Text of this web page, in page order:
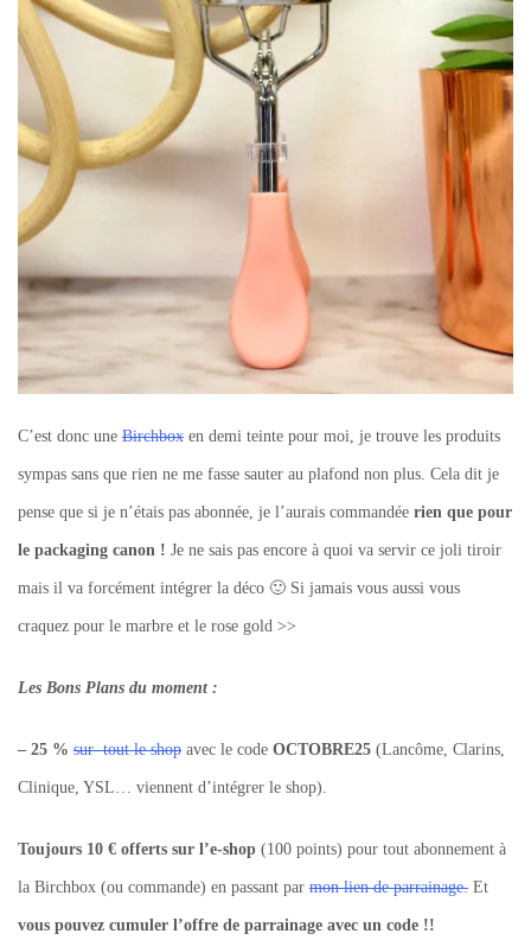
C’est donc une Birchbox en demi teinte pour moi, je trouve les produits
sympas sans que rien ne me fasse sauter au plafond non plus. Cela dit je
pense que si je n’étais pas abonnée, je l’aurais commandée rien que pour
le packaging canon ! Je ne sais pas encore à quoi va servir ce joli tiroir
mais il va forcément intégrer la déco 🙂 Si jamais vous aussi vous
craquez pour le marbre et le rose gold >>
Les Bons Plans du moment :
– 25 % sur tout le shop avec le code OCTOBRE25 (Lancôme, Clarins,
Clinique, YSL… viennent d’intégrer le shop).
Toujours 10 € offerts sur l’e-shop (100 points) pour tout abonnement à
la Birchbox (ou commande) en passant par mon lien de parrainage. Et
vous pouvez cumuler l’offre de parrainage avec un code !!